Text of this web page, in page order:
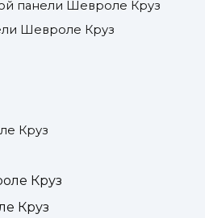
панели Шевроле Круз
Шевроле Круз
Круз
Круз
Круз